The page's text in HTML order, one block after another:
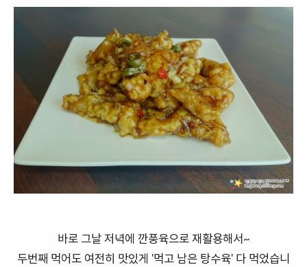
바로 그날 저녁에 깐풍육으로 재활용해서~
두번째 먹어도 여전히 맛있게 '먹고 남은 탕수육' 다 먹었습니